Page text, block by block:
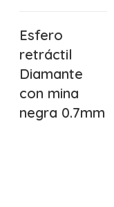
Esfero
retráctil
Diamante
con mina
negra 0.7mm